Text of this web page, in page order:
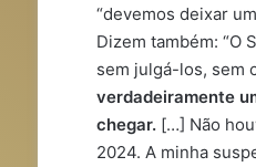
“devemos deixar
Dizem também: “O
sem julgá-los, sem
verdadeiramente
chegar.[…] Não
2024. A minha